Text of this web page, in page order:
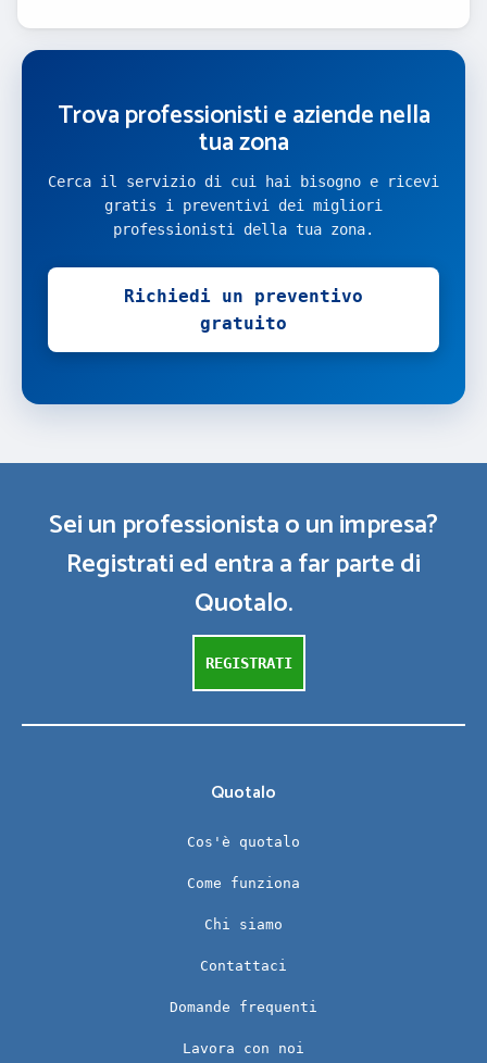
Trova professionisti e aziende nella
tua zona
Cerca il servizio di cui hai bisogno e ricevi
gratis i preventivi dei migliori
professionisti della tua zona.
Richiedi un preventivo
gratuito
Sei un professionista o un impresa?
Registrati ed entra a far parte di
Quotalo.
REGISTRATI
Quotalo
Cos'è quotalo
Come funziona
Chi siamo
Contattaci
Domande frequenti
Lavora con noi